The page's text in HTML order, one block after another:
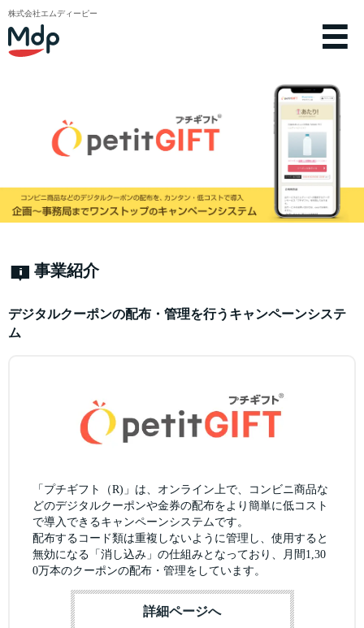
株式会社エムディーピー
事業紹介
デジタルクーポンの配布・管理を行うキャンペーンシステ
ム
「プチギフト（R)」は、オンライン上で、コンビニ商品な
どのデジタルクーポンや金券の配布をより簡単に低コスト
で導入できるキャンペーンシステムです。
配布するコード類は重複しないように管理し、使用すると
無効になる「消し込み」の仕組みとなっており、月間1,30
0万本のクーポンの配布・管理をしています。
詳細ページへ